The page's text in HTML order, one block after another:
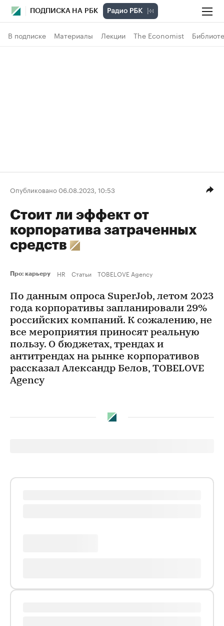
ПОДПИСКА НА РБК
В подписке Материалы Лекции The Economist
Опубликовано 06.08.2023, 10:53
Стоит ли эффект от
корпоратива затраченных
средств
Про: карьеру HR Статьи TOBELOVE Agency
По данным опроса SuperJob, летом 2023
года корпоративы запланировали 29%
российских компаний. К сожалению, не
все мероприятия приносят реальную
пользу. О бюджетах, трендах и
антитрендах на рынке корпоративов
рассказал Александр Белов, TOBELOVE
Agency